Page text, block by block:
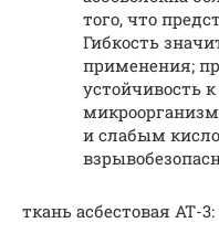
того, что
Гибкость
применения;
устойчивость
и слабым
ткань асбестовая АТ-